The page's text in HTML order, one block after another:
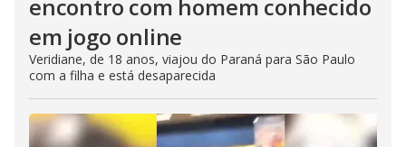
encontro com homem conhecido
em jogo online
Veridiane, de 18 anos, viajou do Paraná para São Paulo
com a filha e está desaparecida